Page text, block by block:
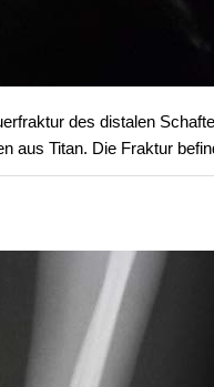
des distalen
aus Titan. Die Fraktur